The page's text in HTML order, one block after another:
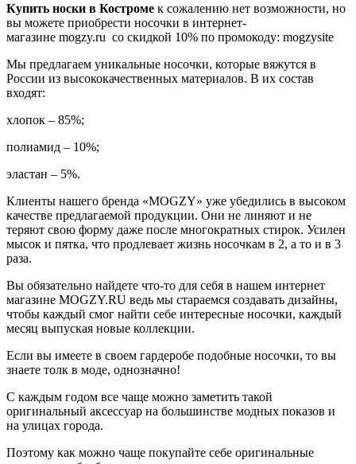
Купить носки в Костроме к сожалению нет возможности, но
вы можете приобрести носочки в интернет-
магазине mogzy.ru со скидкой 10% по промокоду: mogzysite
Мы предлагаем уникальные носочки, которые вяжутся в
России из высококачественных материалов. В их состав
входят:
хлопок – 85%;
полиамид – 10%;
эластан – 5%.
Клиенты нашего бренда «MOGZY» уже убедились в высоком
качестве предлагаемой продукции. Они не линяют и не
теряют свою форму даже после многократных стирок. Усилен
мысок и пятка, что продлевает жизнь носочкам в 2, а то и в 3
раза.
Вы обязательно найдете что-то для себя в нашем интернет
магазине MOGZY.RU ведь мы стараемся создавать дизайны,
чтобы каждый смог найти себе интересные носочки, каждый
месяц выпуская новые коллекции.
Если вы имеете в своем гардеробе подобные носочки, то вы
знаете толк в моде, однозначно!
С каждым годом все чаще можно заметить такой
оригинальный аксессуар на большинстве модных показов и
на улицах города.
Поэтому как можно чаще покупайте себе оригинальные